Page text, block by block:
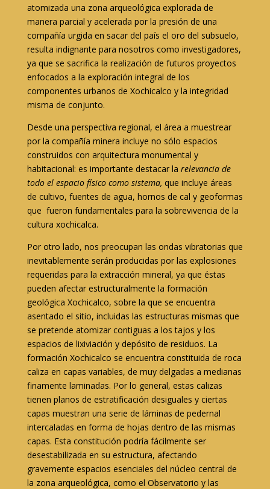
atomizada una zona arqueológica explorada de
manera parcial y acelerada por la presión de una
compañía urgida en sacar del país el oro del subsuelo,
resulta indignante para nosotros como investigadores,
ya que se sacrifica la realización de futuros proyectos
enfocados a la exploración integral de los
componentes urbanos de Xochicalco y la integridad
misma de conjunto.
Desde una perspectiva regional, el área a muestrear
por la compañía minera incluye no sólo espacios
construidos con arquitectura monumental y
habitacional: es importante destacar la relevancia de
todo el espacio físico como sistema, que incluye áreas
de cultivo, fuentes de agua, hornos de cal y geoformas
que fueron fundamentales para la sobrevivencia de la
cultura xochicalca.
Por otro lado, nos preocupan las ondas vibratorias que
inevitablemente serán producidas por las explosiones
requeridas para la extracción mineral, ya que éstas
pueden afectar estructuralmente la formación
geológica Xochicalco, sobre la que se encuentra
asentado el sitio, incluidas las estructuras mismas que
se pretende atomizar contiguas a los tajos y los
espacios de lixiviación y depósito de residuos. La
formación Xochicalco se encuentra constituida de roca
caliza en capas variables, de muy delgadas a medianas
finamente laminadas. Por lo general, estas calizas
tienen planos de estratificación desiguales y ciertas
capas muestran una serie de láminas de pedernal
intercaladas en forma de hojas dentro de las mismas
capas. Esta constitución podría fácilmente ser
desestabilizada en su estructura, afectando
gravemente espacios esenciales del núcleo central de
la zona arqueológica, como el Observatorio y las